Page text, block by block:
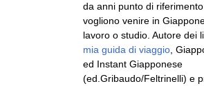
da anni punto di
vogliono venire in
lavoro o studio. Autore dei
mia guida di viaggio ,
ed Instant Giapponese
(ed.Gribaudo/Feltrinelli) e